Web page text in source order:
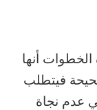
الخطوات أنها
فيتطلب
عدم نجاة